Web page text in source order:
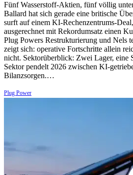
Fünf Wasserstoff-Aktien, fünf völlig
Ballard hat sich gerade eine britische
surft auf einem KI-Rechenzentrums-
ausgerechnet mit Rekordumsatz einen
Plug Powers Restrukturierung und Nels
zeigt sich: operative Fortschritte allein
nicht. Sektorüberblick: Zwei Lager, eine
Sektor pendelt 2026 zwischen KI-
Bilanzsorgen.…
Plug Power